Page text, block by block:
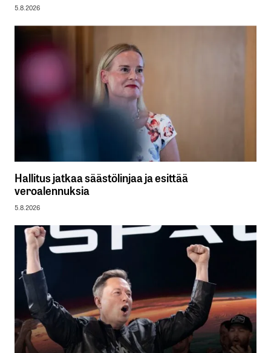
5.8.2026
Hallitus jatkaa säästölinjaa ja esittää
veroalennuksia
5.8.2026